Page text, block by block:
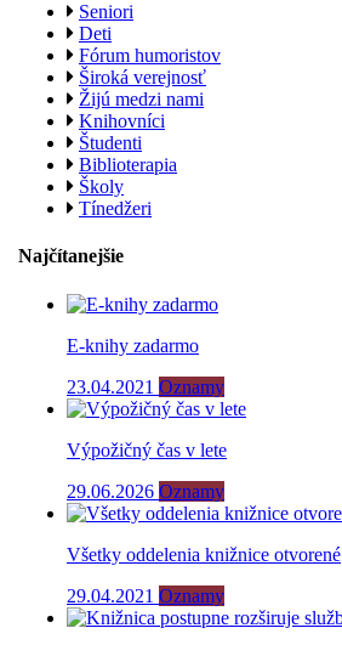
Seniori
Deti
Fórum humoristov
Široká verejnosť
Žijú medzi nami
Knihovníci
Študenti
Biblioterapia
Školy
Tínedžeri
Najčítanejšie
E-knihy zadarmo
23.04.2021 Oznamy
Výpožičný čas v lete
29.06.2026 Oznamy
Všetky oddelenia knižnice otvorené
29.04.2021 Oznamy